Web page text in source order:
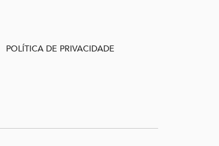
POLÍTICA DE PRIVACIDADE